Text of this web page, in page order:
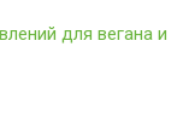
для вегана и